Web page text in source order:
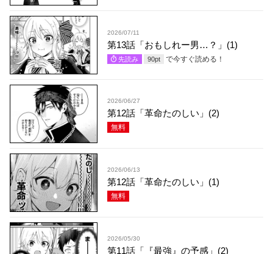
2026/07/11
第13話「おもしれー男…？」(1)
先読み 90pt で今すぐ読める！
2026/06/27
第12話「革命たのしい」(2)
無料
2026/06/13
第12話「革命たのしい」(1)
無料
2026/05/30
第11話「『最強』の予感」(2)